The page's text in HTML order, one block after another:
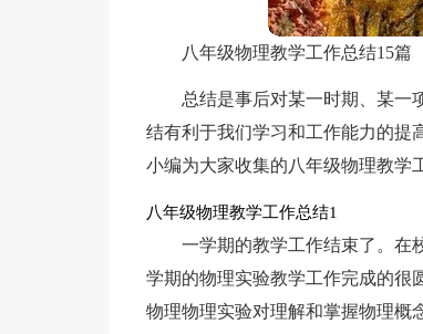
八年级物理教学工作总结15篇
总结是事后对某一时期、某一
结有利于我们学习和工作能力的提
小编为大家收集的八年级物理教学
八年级物理教学工作总结1
一学期的教学工作结束了。在
学期的物理实验教学工作完成的很
物理物理实验对理解和掌握物理概